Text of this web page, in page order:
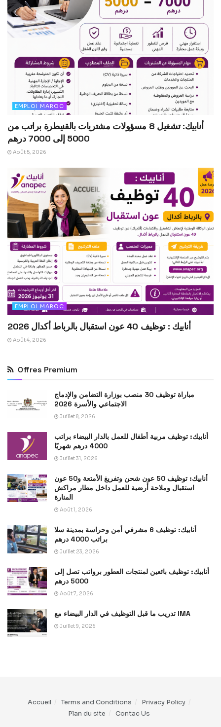
EMPLOI MAROC
أنابيك: تشغيل 8 مسؤولات مشتريات بالقنيطرة براتب من
5000 إلى 7000 درهم
Août 5, 2026
EMPLOI MAROC
أنابيك : توظيف 40 عون استقبال بالرباط أكدال 2026
Août 4, 2026
Offres Premium
مباراة توظيف 30 منصب بوزارة التضامن والإدماج
الاجتماعي والأسرة 2026
Juillet 8, 2026
أنابيك: توظيف مربية أطفال للعمل بالدار البيضاء براتب
4000 درهم شهريًا
Juillet 31, 2026
أنابيك: توظيف 50 عون شحن وتفريغ الأمتعة و50 عون
استقبال وملاحة أرضية للعمل داخل مطار مراكش
المنارة
Août 1, 2026
أنابيك: توظيف 6 مشرفي أمن وحراسة بمدينة سلا
براتب 4000 درهم
Juillet 23, 2026
أنابيك: توظيف بائعين لمنتجات العطور برواتب تصل إلى
5000 درهم
Août 7, 2026
تدريب ما قبل التوظيف في الدار البيضاء مع IMA
Juillet 9, 2026
Accueil Terms and Conditions
Privacy Policy
Plan du site
Contac Us